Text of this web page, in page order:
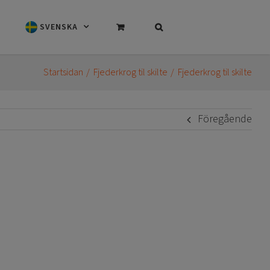
SVENSKA
Startsidan Fjederkrog til skilte Fjederkrog til skilte
Föregående